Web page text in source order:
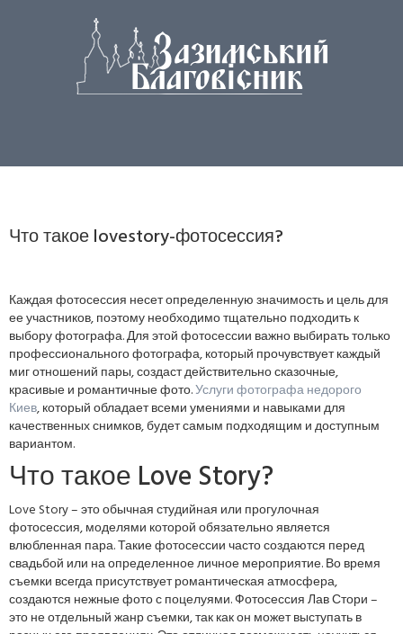
Что такое lovestory-фотосессия?
Каждая фотосессия несет определенную значимость и цель для
ее участников, поэтому необходимо тщательно подходить к
выбору фотографа. Для этой фотосессии важно выбирать только
профессионального фотографа, который прочувствует каждый
миг отношений пары, создаст действительно сказочные,
красивые и романтичные фото.Услуги фотографа недорого
Киев, который обладает всеми умениями и навыками для
качественных снимков, будет самым подходящим и доступным
вариантом.
Что такое Love Story?
Love Story – это обычная студийная или прогулочная
фотосессия, моделями которой обязательно является
влюбленная пара. Такие фотосессии часто создаются перед
свадьбой или на определенное личное мероприятие. Во время
съемки всегда присутствует романтическая атмосфера,
создаются нежные фото с поцелуями. Фотосессия Лав Стори –
это не отдельный жанр съемки, так как он может выступать в